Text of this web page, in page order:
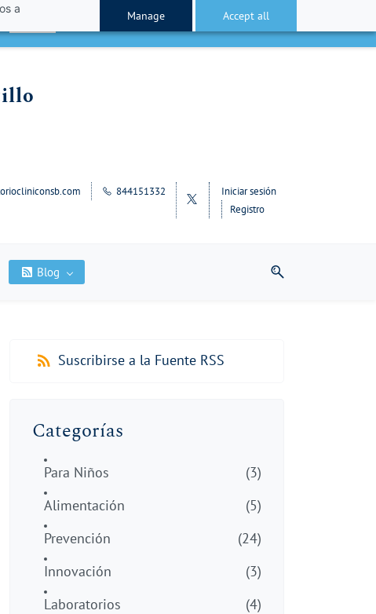
a
Manage Accept all
844151332
Iniciar sesión
Registro
Blog
Suscribirse a la Fuente RSS
Categorías
Para Niños
(3)
Alimentación
(5)
Prevención
(24)
Innovación
(3)
Laboratorios
(4)